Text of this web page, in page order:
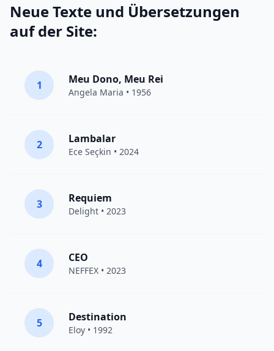
Neue Texte und Übersetzungen
auf der Site:
1 Meu Dono, Meu Rei
Angela Maria • 1956
2 Lambalar
Ece Seçkin • 2024
3 Requiem
Delight • 2023
4 CEO
NEFFEX • 2023
5 Destination
Eloy • 1992